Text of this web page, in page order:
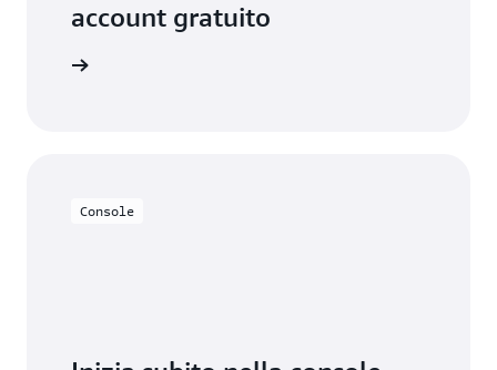
account gratuito
Console